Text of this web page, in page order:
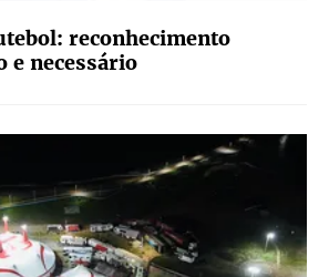
reconhecimento
e necessário